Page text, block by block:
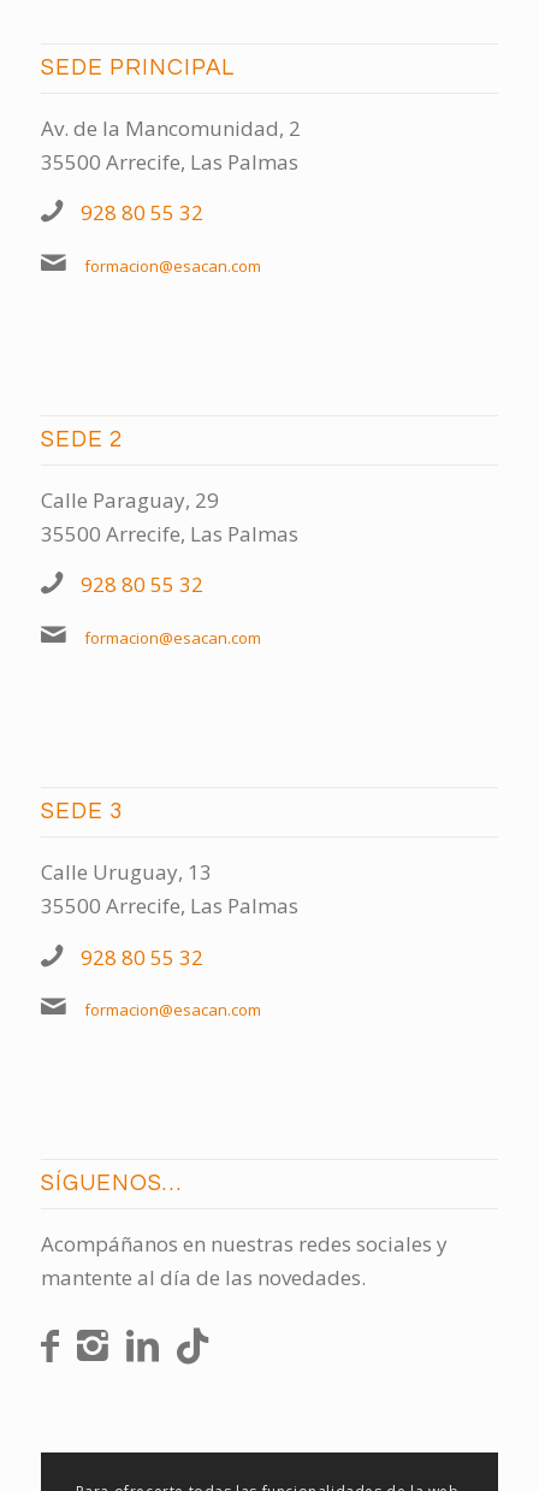
SEDE PRINCIPAL
Av. de la Mancomunidad, 2
35500 Arrecife, Las Palmas
928 80 55 32
formacion@esacan.com
SEDE 2
Calle Paraguay, 29
35500 Arrecife, Las Palmas
928 80 55 32
formacion@esacan.com
SEDE 3
Calle Uruguay, 13
35500 Arrecife, Las Palmas
928 80 55 32
formacion@esacan.com
SÍGUENOS…
Acompáñanos en nuestras redes sociales y
mantente al día de las novedades.